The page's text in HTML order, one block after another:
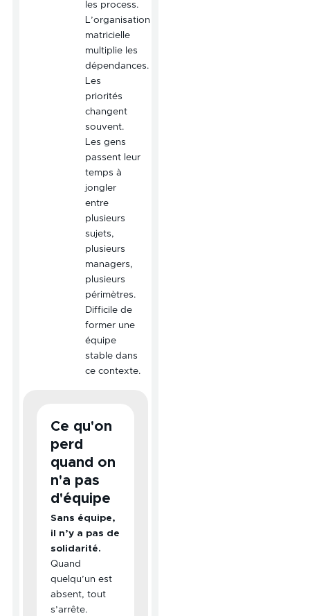
les process.
L’organisation
matricielle
multiplie les
dépendances.
Les
priorités
changent
souvent.
Les gens
passent leur
temps à
jongler
entre
plusieurs
sujets,
plusieurs
managers,
plusieurs
périmètres.
Difficile de
former une
équipe
stable dans
ce contexte.
Ce qu'on
perd
quand on
n'a pas
d'équipe
Sans équipe,
il n’y a pas de
solidarité.
Quand
quelqu’un est
absent, tout
s’arrête.